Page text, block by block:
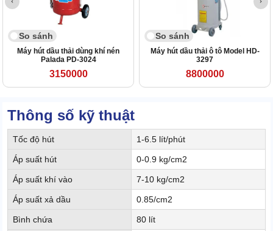
So sánh
Máy hút dầu thải dùng khí nén
Palada PD-3024
3150000
So sánh
Máy hút dầu thải ô tô Model HD-
3297
8800000
Thông số kỹ thuật
Tốc độ hút 1-6.5 lít/phút
Áp suất hút 0-0.9 kg/cm2
Áp suất khí vào 7-10 kg/cm2
Áp suất xả dầu 0.85/cm2
Bình chứa 80 lít